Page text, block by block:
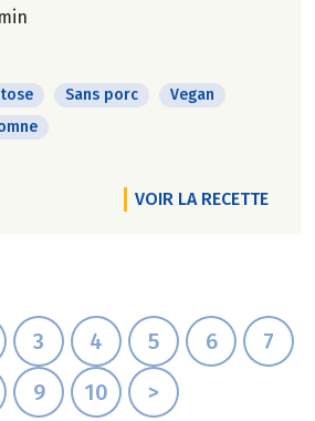
Sans porc
Vegan
VOIR LA RECETTE
3 4 5 6
7
9 10 >